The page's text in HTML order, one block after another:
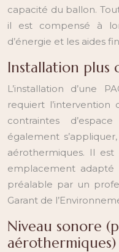
capacité du ballon.
il est compensé à
d’énergie et les aides
Installation plus
L’installation d’une
requiert l’intervention
contraintes
également
aérothermiques. Il
emplacement
préalable par un
Garant de
Niveau sonore
aérothermiques)